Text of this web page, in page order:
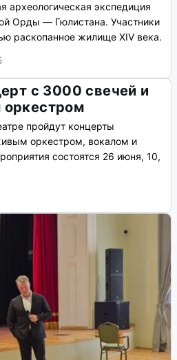
археологическая экспедиция
Орды — Гюлистана. Участники
раскопанное жилище XIV века.
с 3000 свечей и
пройдут концерты
оркестром, вокалом и
состоятся 26 июня, 10,